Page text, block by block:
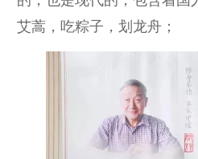
艾蒿，吃粽子，划龙舟；